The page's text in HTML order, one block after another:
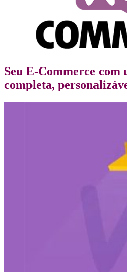
Seu E-Commerce com
completa,